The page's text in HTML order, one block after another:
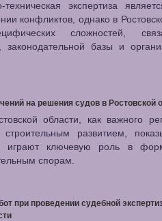
техническая экспертиза
конфликтов, однако в
сложностей,
законодательной базы и
на решения судов в Ростовской
области, как важного
развитием,
играют ключевую роль в
спорам.
при проведении судебной